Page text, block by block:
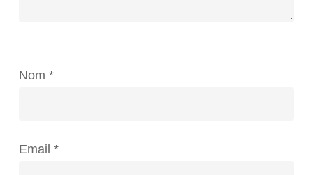
Nom *
Email *